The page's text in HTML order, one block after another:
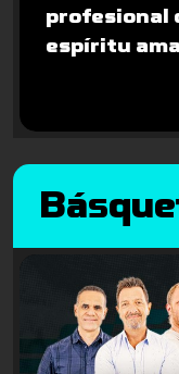
profesional
espíritu